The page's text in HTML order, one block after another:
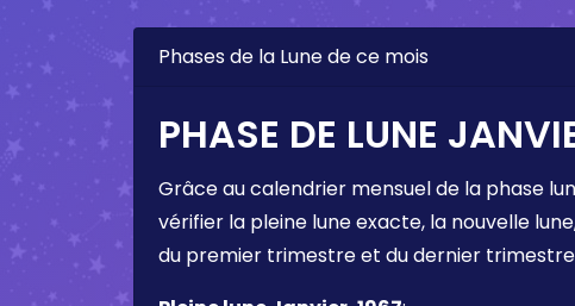
Phases de la Lune de ce mois
PHASE DE LUNE
Grâce au calendrier mensuel de la phase
vérifier la pleine lune exacte, la nouvelle
du premier trimestre et du dernier